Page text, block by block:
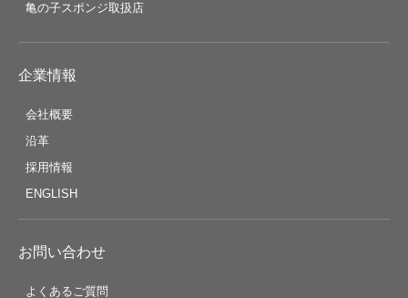
亀の子スポンジ取扱店
企業情報
会社概要
沿革
採用情報
ENGLISH
お問い合わせ
よくあるご質問